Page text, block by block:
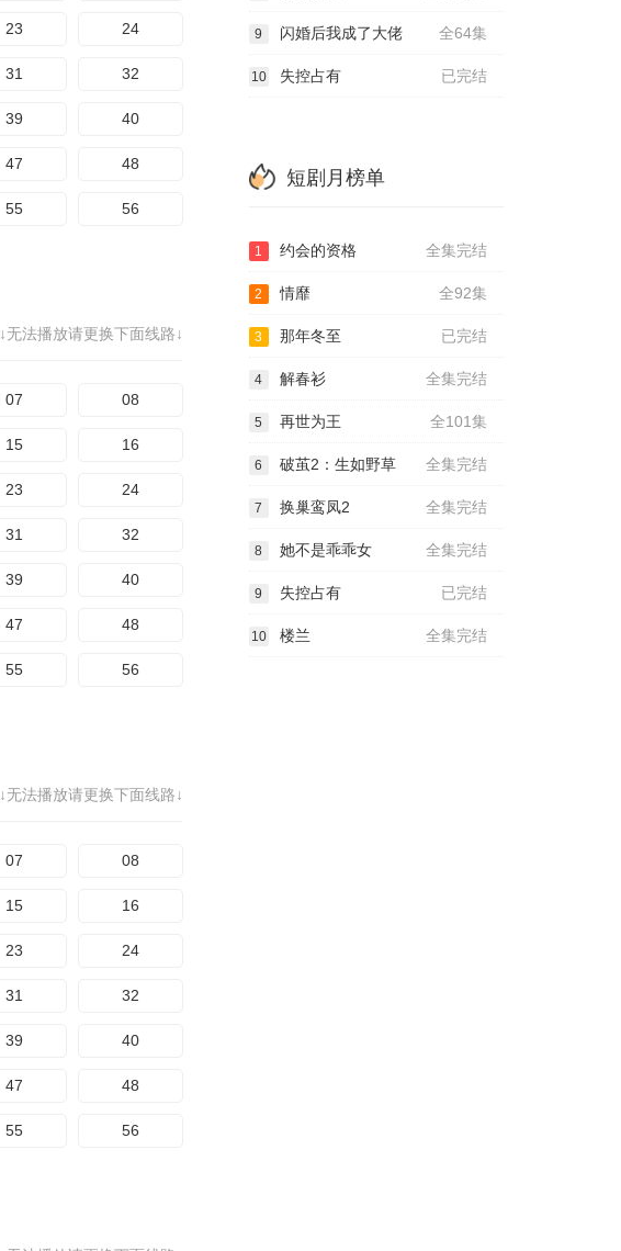
23 24
31 32
39 40
47 48
55 56
↓无法播放请更换下面线路↓
07 08
15 16
23 24
31 32
39 40
47 48
55 56
↓无法播放请更换下面线路↓
07 08
15 16
23 24
31 32
39 40
47 48
55 56
全64集
9 闪婚后我成了大佬
已完结
10 失控占有
短剧月榜单
全集完结
1 约会的资格
全92集
2 情靡
已完结
3 那年冬至
全集完结
4 解春衫
全101集
5 再世为王
全集完结
6 破茧2：生如野草
全集完结
7 换巢鸾凤2
全集完结
8 她不是乖乖女
已完结
9 失控占有
全集完结
10 楼兰